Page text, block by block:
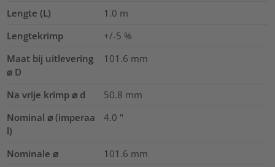
Lengte (L) 1.0 m
Lengtekrimp
+/-5 %
Maat bij uitlevering
⌀ D
101.6 mm
Na vrije krimp ⌀ d 50.8 mm
Nominal ⌀ (imperaa
l)
4.0 "
Nominale ⌀ 101.6 mm